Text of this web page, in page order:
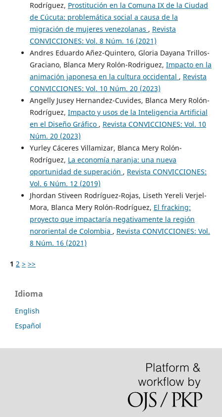
Rodríguez, Prostitución en la Comuna IX de la Ciudad
de Cúcuta: problemática social a causa de la
migración de mujeres venezolanas , Revista
CONVICCIONES: Vol. 8 Núm. 16 (2021)
Andres Eduardo Añez-Quintero, Gloria Dayana Trillos-
Graciano, Blanca Mery Rolón-Rodriguez, Impacto en la
animación japonesa en la cultura occidental , Revista
CONVICCIONES: Vol. 10 Núm. 20 (2023)
Angelly Jusey Hernandez-Cuvides, Blanca Mery Rolón-
Rodríguez, Impacto y usos de la Inteligencia Artificial
en el Diseño Gráfico , Revista CONVICCIONES: Vol. 10
Núm. 20 (2023)
Yurley Cáceres Villamizar, Blanca Mery Rolón-
Rodríguez, La economía naranja: una nueva
oportunidad de superación , Revista CONVICCIONES:
Vol. 6 Núm. 12 (2019)
Jhordan Stiveen Rodríguez-Rojas, Liseth Yereli Verjel-
Mora, Blanca Mery Rolón-Rodríguez, El fracking:
proyecto que impactaría negativamente la región
nororiental de Colombia , Revista CONVICCIONES: Vol.
8 Núm. 16 (2021)
1 2 > >>
Idioma
English
Español